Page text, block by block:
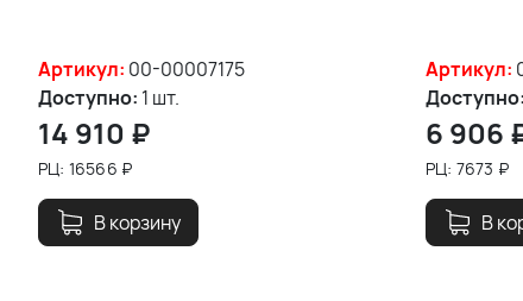
Артикул: 00-00007175
Доступно: 1 шт.
14 910 ₽
РЦ: 16566 ₽
В корзину
Артикул:
Доступно:
6 906
РЦ: 7673 ₽
В